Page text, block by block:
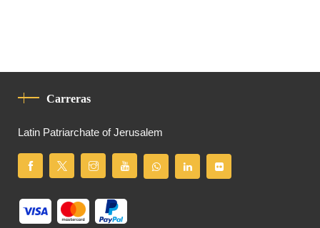
Carreras
Latin Patriarchate of Jerusalem